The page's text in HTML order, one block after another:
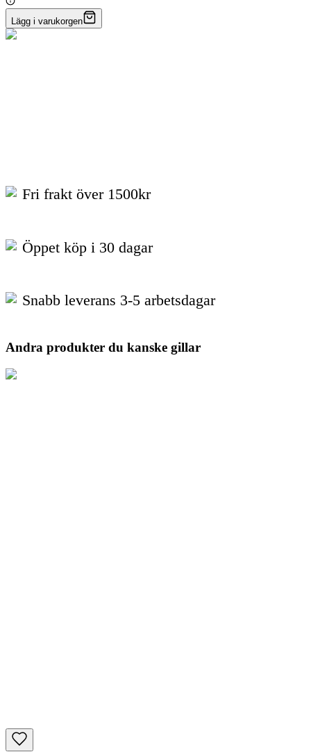
Lägg i varukorgen
Fri frakt över 1500kr
Öppet köp i 30 dagar
Snabb leverans 3-5 arbetsdagar
Andra produkter du kanske gillar